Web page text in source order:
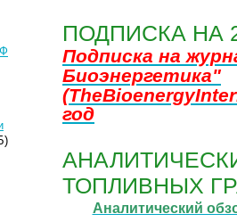
ПОДПИСКА НА
Подписка на
Биоэнергетика"
год
ТОПЛИВНЫХ
Аналитический